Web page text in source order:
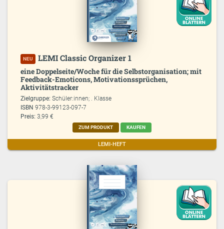
NEU LEMI Classic Organizer 1
eine Doppelseite/Woche für die Selbstorganisation; mit
Feedback-Emoticons, Motivationssprüchen,
Aktivitätstracker
Zielgruppe:Schüler:innen; . Klasse
ISBN978-3-99123-097-7
Preis: 3,99 €
ZUM PRODUKT KAUFEN
LEMI-HEFT